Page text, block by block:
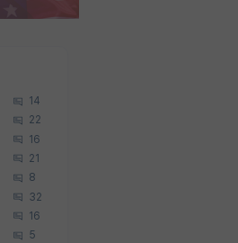
14
22
16
21
8
32
16
5